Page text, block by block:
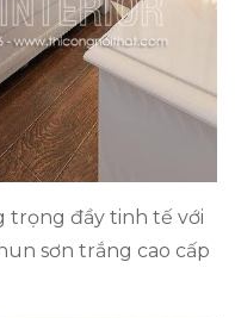
trọng đầy tinh tế với
sơn trắng cao cấp